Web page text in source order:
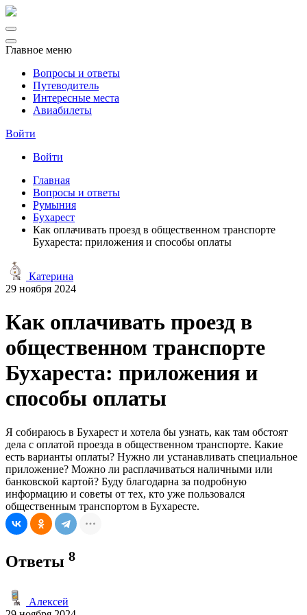
Главное меню
Вопросы и ответы
Путеводитель
Интересные места
Авиабилеты
Войти
Войти
Главная
Вопросы и ответы
Румыния
Бухарест
Как оплачивать проезд в общественном транспорте
Бухареста: приложения и способы оплаты
Катерина
29 ноября 2024
Как оплачивать проезд в
общественном транспорте
Бухареста: приложения и
способы оплаты
Я собираюсь в Бухарест и хотела бы узнать, как там обстоят
дела с оплатой проезда в общественном транспорте. Какие
есть варианты оплаты? Нужно ли устанавливать специальное
приложение? Можно ли расплачиваться наличными или
банковской картой? Буду благодарна за подробную
информацию и советы от тех, кто уже пользовался
общественным транспортом в Бухаресте.
Ответы 8
Алексей